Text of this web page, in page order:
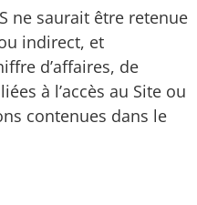
ne saurait être retenue
indirect, et
d’affaires, de
à l’accès au Site ou
contenues dans le